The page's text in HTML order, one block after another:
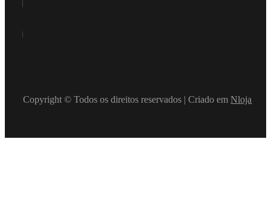
Copyright © Todos os direitos reservados | Criado emNloja